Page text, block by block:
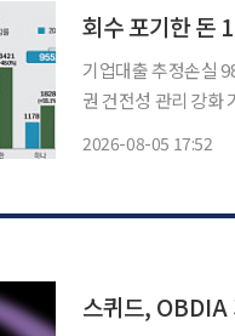
기업대출 추정손실
권 건전성 관리 강화 기업대출 부실이 은행 건전성의 새 부담으로 떠오르고 있다. 5대 은행이
2026-08-05 17:52
스퀴드, OBDIA